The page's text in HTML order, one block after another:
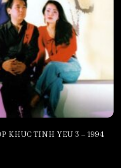
KHUC TINH YEU 3 – 1994